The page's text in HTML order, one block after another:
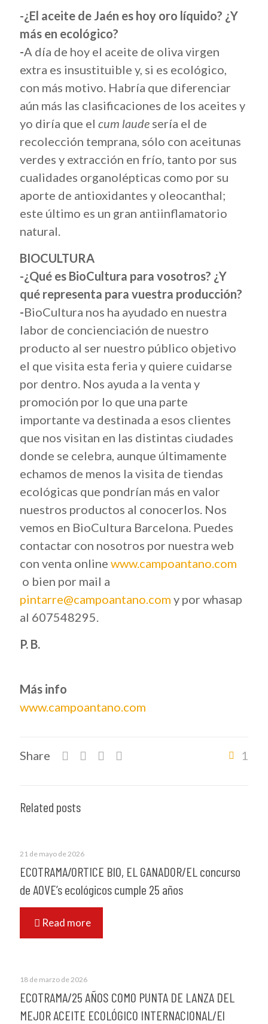
-¿El aceite de Jaén es hoy oro líquido? ¿Y
más en ecológico?
-A día de hoy el aceite de oliva virgen
extra es insustituible y, si es ecológico,
con más motivo. Habría que diferenciar
aún más las clasificaciones de los aceites y
yo diría que el cum laude sería el de
recolección temprana, sólo con aceitunas
verdes y extracción en frío, tanto por sus
cualidades organolépticas como por su
aporte de antioxidantes y oleocanthal;
este último es un gran antiinflamatorio
natural.
BIOCULTURA
-¿Qué es BioCultura para vosotros? ¿Y
qué representa para vuestra producción?
-BioCultura nos ha ayudado en nuestra
labor de concienciación de nuestro
producto al ser nuestro público objetivo
el que visita esta feria y quiere cuidarse
por dentro. Nos ayuda a la venta y
promoción por lo que una parte
importante va destinada a esos clientes
que nos visitan en las distintas ciudades
donde se celebra, aunque últimamente
echamos de menos la visita de tiendas
ecológicas que pondrían más en valor
nuestros productos al conocerlos. Nos
vemos en BioCultura Barcelona. Puedes
contactar con nosotros por nuestra web
con venta online www.campoantano.com
o bien por mail a
pintarre@campoantano.com y por whasap
al 607548295.
P. B.
Más info
www.campoantano.com
Share 1
Related posts
21 de mayo de 2026
ECOTRAMA/ORTICE BIO, EL GANADOR/EL concurso
de AOVE’s ecológicos cumple 25 años
Read more
18 de marzo de 2026
ECOTRAMA/25 AÑOS COMO PUNTA DE LANZA DEL
MEJOR ACEITE ECOLÓGICO INTERNACIONAL/El